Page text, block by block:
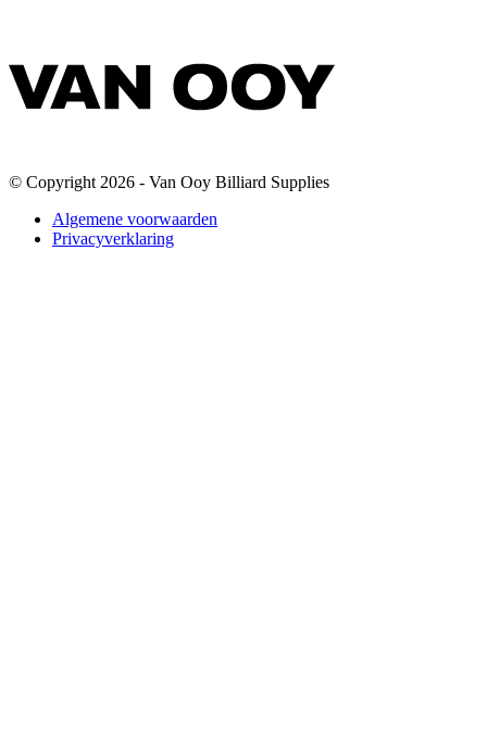
© Copyright 2026 - Van Ooy Billiard Supplies
Algemene voorwaarden
Privacyverklaring